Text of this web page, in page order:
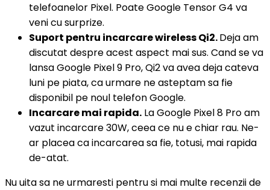
telefoanelor Pixel. Poate Google Tensor G4 va
veni cu surprize.
Suport pentru incarcare wireless Qi2.Deja am
discutat despre acest aspect mai sus. Cand se va
lansa Google Pixel 9 Pro, Qi2 va avea deja cateva
luni pe piata, ca urmare ne asteptam sa fie
disponibil pe noul telefon Google.
Incarcare mai rapida. La Google Pixel 8 Pro am
vazut incarcare 30W, ceea ce nu e chiar rau. Ne-
ar placea ca incarcarea sa fie, totusi, mai rapida
de-atat.
Nu uita sa ne urmaresti pentru si mai multe recenzii de